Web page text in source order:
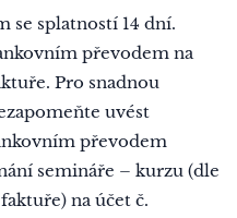
se splatností 14 dní.
převodem na
Pro snadnou
uvést
převodem
semináře – kurzu (dle
na účet č.